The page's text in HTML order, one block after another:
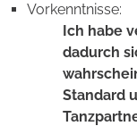
Vorkenntnisse:
Ich habe
dadurch
Standard